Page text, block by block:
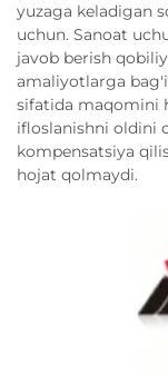
yuzaga keladigan
uchun. Sanoat
javob berish
amaliyotlarga
sifatida maqomini
ifloslanishni oldini
kompensatsiya
hojat qolmaydi.